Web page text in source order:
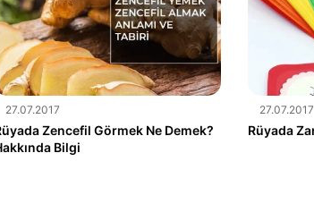
27.07.2017
Zencefil Görmek Ne Demek?
Bilgi
27.07.2017
Rüyada